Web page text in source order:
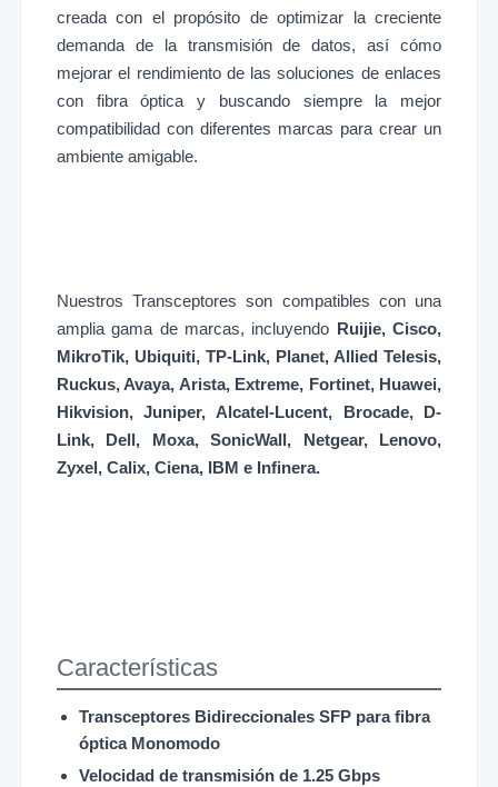
creada con el propósito de optimizar la creciente
demanda de la transmisión de datos, así cómo
mejorar el rendimiento de las soluciones de enlaces
con fibra óptica y buscando siempre la mejor
compatibilidad con diferentes marcas para crear un
ambiente amigable.
Nuestros Transceptores son compatibles con una
amplia gama de marcas, incluyendo Ruijie, Cisco,
MikroTik, Ubiquiti, TP-Link, Planet, Allied Telesis,
Ruckus, Avaya, Arista, Extreme, Fortinet, Huawei,
Hikvision, Juniper, Alcatel-Lucent, Brocade, D-
Link, Dell, Moxa, SonicWall, Netgear, Lenovo,
Zyxel, Calix, Ciena, IBM e Infinera.
Características
Transceptores Bidireccionales SFP para fibra
óptica Monomodo
Velocidad de transmisión de 1.25 Gbps